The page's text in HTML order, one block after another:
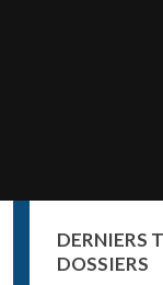
DERNIERS
DOSSIERS